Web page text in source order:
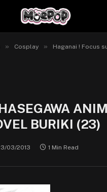
» Cosplay » Haganai ! Focus sur
BURIKI (23)
03/2013 1 Min Read